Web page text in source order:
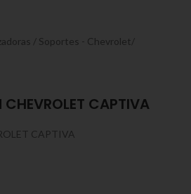
/ Soportes - Chevrolet
CHEVROLET CAPTIVA
CAPTIVA